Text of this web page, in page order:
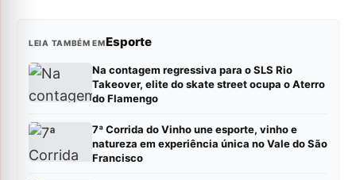
LEIA TAMBÉM EMEsporte
Na contagem regressiva para o SLS Rio
Takeover, elite do skate street ocupa o Aterro
do Flamengo
7ª Corrida do Vinho une esporte, vinho e
natureza em experiência única no Vale do São
Francisco